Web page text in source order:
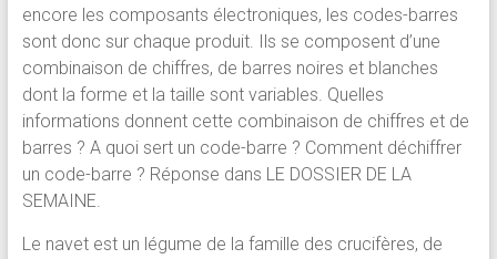
encore les composants électroniques, les codes-barres
sont donc sur chaque produit. Ils se composent d’une
combinaison de chiffres, de barres noires et blanches
dont la forme et la taille sont variables. Quelles
informations donnent cette combinaison de chiffres et de
barres ? A quoi sert un code-barre ? Comment déchiffrer
un code-barre ? Réponse dans LE DOSSIER DE LA
SEMAINE.
Le navet est un légume de la famille des crucifères, de